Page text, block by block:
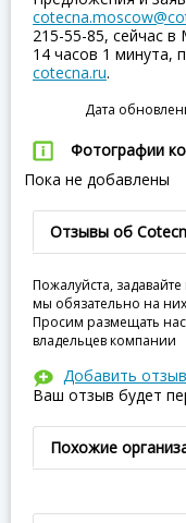
215-55-85, сейчас
14 часов 1 минута,
cotecna.ru.
Дата
Фотографии
Пока не добавлены
Отзывы об
Пожалуйста,
мы обязательно на
Просим размещать
владельцев компании
Добавить отзыв
Ваш отзыв будет
Похожие